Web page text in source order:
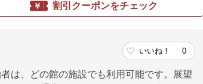
割引クーポンをチェック
いいね！ 0
は、どの館の施設でも利用可能です。展望